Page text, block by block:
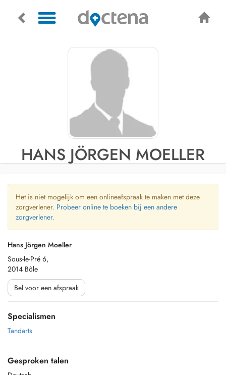
HANS JÖRGEN MOELLER
Het is niet mogelijk om een onlineafspraak te maken met deze
zorgverlener. Probeer online te boeken bij een andere
zorgverlener.
Hans Jörgen Moeller
Sous-le-Pré 6,
2014 Bôle
Bel voor een afspraak
Specialismen
Tandarts
Gesproken talen